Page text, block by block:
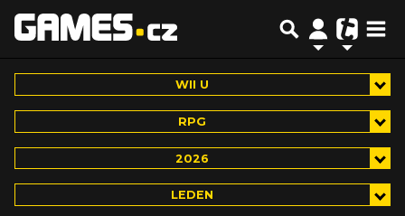
WII U
RPG
2026
LEDEN